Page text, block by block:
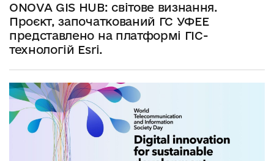
ONOVA GIS HUB: світове визнання.
Проєкт, започаткований ГС УФЕЕ
представлено на платформі ГІС-
технологій Esri.